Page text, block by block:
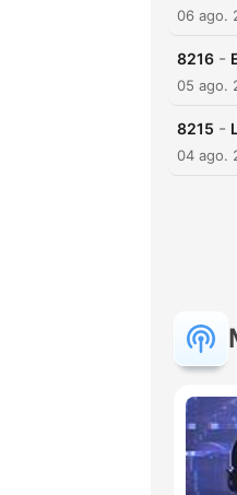
06 ago.
8216 -
05 ago.
8215 -
04 ago.